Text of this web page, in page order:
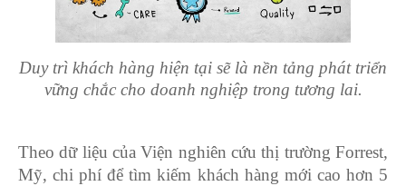
Duy trì khách hàng hiện tại sẽ là nền tảng phát triển
vững chắc cho doanh nghiệp trong tương lai.
Theo dữ liệu của Viện nghiên cứu thị trường Forrest,
Mỹ, chi phí để tìm kiếm khách hàng mới cao hơn 5